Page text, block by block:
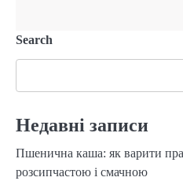
Search
Недавні записи
Пшенична каша: як варити
розсипчастою і смачною